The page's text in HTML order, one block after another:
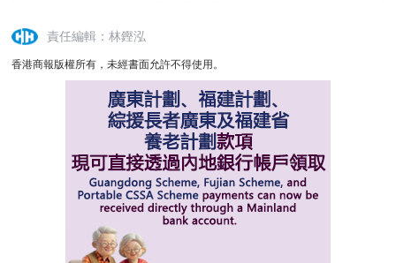
責任編輯：林鏗泓
香港商報版權所有，未經書面允許不得使用。